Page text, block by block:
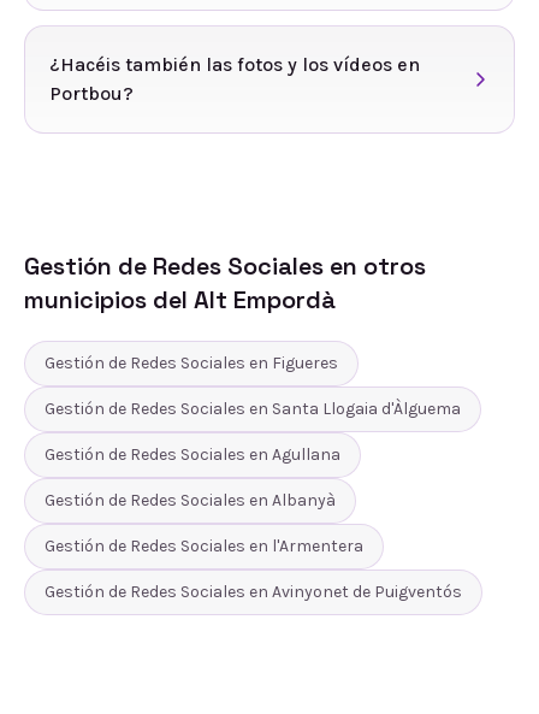
¿Hacéis también las fotos y los vídeos en
Portbou?
Gestión de Redes Sociales en otros
municipios del Alt Empordà
Gestión de Redes Sociales en Figueres
Gestión de Redes Sociales en Santa Llogaia d'Àlguema
Gestión de Redes Sociales en Agullana
Gestión de Redes Sociales en Albanyà
Gestión de Redes Sociales en l'Armentera
Gestión de Redes Sociales en Avinyonet de Puigventós